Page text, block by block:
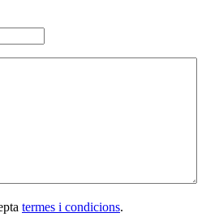
termes i condicions.